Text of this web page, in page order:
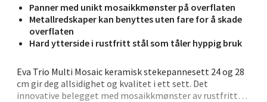
Panner med unikt mosaikkmønster på overflaten
Metallredskaper kan benyttes uten fare for å skade
overflaten
Hard ytterside i rustfritt stål som tåler hyppig bruk
Eva Trio Multi Mosaic keramisk stekepannesett 24 og 28
cm gir deg allsidighet og kvalitet i ett sett. Det
innovative belegget med mosaikkmønster av rustfritt
4 i butikk